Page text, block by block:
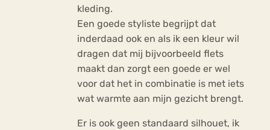
kleding.
Een goede styliste begrijpt dat
inderdaad ook en als ik een kleur wil
dragen dat mij bijvoorbeeld flets
maakt dan zorgt een goede er wel
voor dat het in combinatie is met iets
wat warmte aan mijn gezicht brengt.
Er is ook geen standaard silhouet, ik